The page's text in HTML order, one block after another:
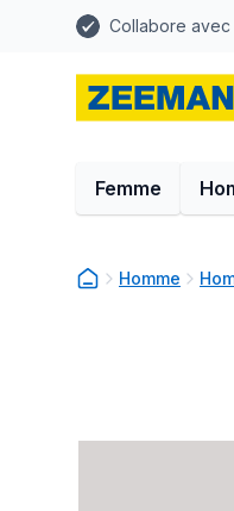
Collabore avec
Femme
Homme